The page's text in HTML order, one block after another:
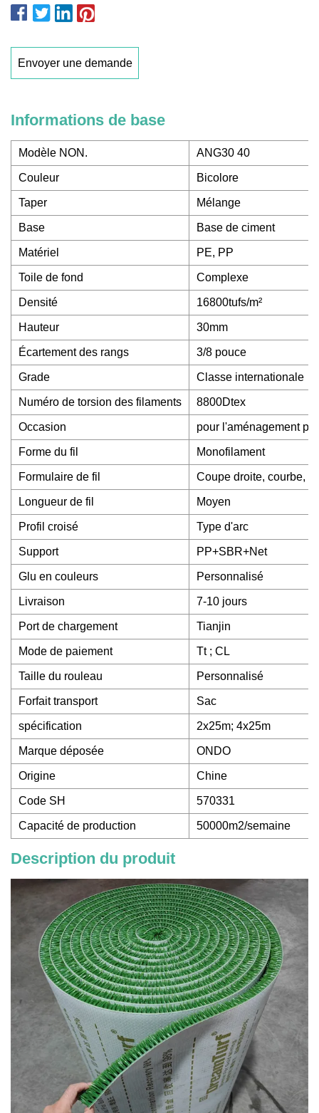
Envoyer une demande
Informations de base
Modèle NON. ANG30 40
Couleur Bicolore
Taper Mélange
Base Base de ciment
Matériel PE, PP
Toile de fond Complexe
Densité 16800tufs/m²
Hauteur 30mm
Écartement des rangs 3/8 pouce
Grade Classe internationale
Numéro de torsion des filaments 8800Dtex
Occasion pour l'aménagement
Forme du fil Monofilament
Formulaire de fil Coupe droite, courbe,
Longueur de fil Moyen
Profil croisé Type d'arc
Support PP+SBR+Net
Glu en couleurs Personnalisé
Livraison 7-10 jours
Port de chargement Tianjin
Mode de paiement Tt ; CL
Taille du rouleau Personnalisé
Forfait transport Sac
spécification 2x25m; 4x25m
Marque déposée ONDO
Origine Chine
Code SH 570331
Capacité de production 50000m2/semaine
Description du produit